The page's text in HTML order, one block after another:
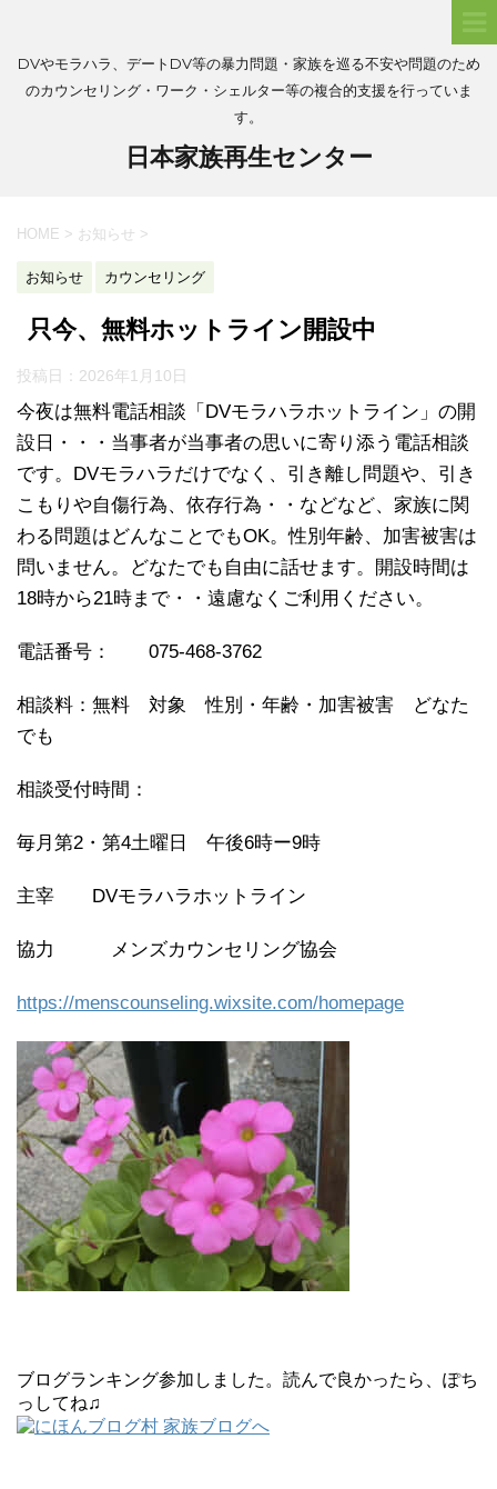
DVやモラハラ、デートDV等の暴力問題・家族を巡る不安や問題のため
のカウンセリング・ワーク・シェルター等の複合的支援を行っていま
す。
日本家族再生センター
HOME > お知らせ >
お知らせ カウンセリング
只今、無料ホットライン開設中
投稿日： 2026年1月10日
今夜は無料電話相談「DVモラハラホットライン」の開
設日・・・当事者が当事者の思いに寄り添う電話相談
です。DVモラハラだけでなく、引き離し問題や、引き
こもりや自傷行為、依存行為・・などなど、家族に関
わる問題はどんなことでもOK。性別年齢、加害被害は
問いません。どなたでも自由に話せます。開設時間は
18時から21時まで・・遠慮なくご利用ください。
電話番号： 075-468-3762
相談料：無料 対象 性別・年齢・加害被害 どなた
でも
相談受付時間：
毎月第2・第4土曜日 午後6時ー9時
主宰 DVモラハラホットライン
協力 メンズカウンセリング協会
https://menscounseling.wixsite.com/homepage
ブログランキング参加しました。読んで良かったら、ぽち
っしてね♫